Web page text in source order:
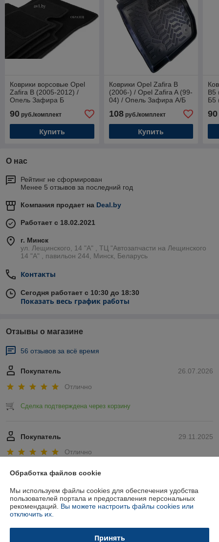
Коврики ворсовые Opel
Zafira B (2005-2012) /
Опель Зафира Б
90 руб./комплект
Купить
Коврики Opel Zafira B
(2006-) / Opel Zafira A (99-
04) / Опель Зафира А/Б
108руб./комплект
Купить
B5
Б5
90
О нас
Рейтинг не сформирован
Менее 5 отзывов за последний год
Компания продает на Deal.by
Работает с 18.02.2021
г. Минск
ул. Лещинского, 14 "А" , ТЦ "Автозапчасти на Лещинcкого
14 "A" , павильон 244, Минск, Беларусь
Контакты
Сегодня работает с 10:30 до 18:30
Показать весь график работы
Отзывы о магазине
56 отзывов за всё время
26.07.2026
Покупатель
Отлично
Сделка подтверждена через корзину
29.11.2025
Покупатель
Отлично
Показать все отзывы
О нас
Контакты
Обработка файлов cookie
Мы используем файлы cookies для обеспечения удобства
пользователей портала и предоставления персональных
рекомендаций. Вы можете настроить файлы cookies или
отключить их.
Принять